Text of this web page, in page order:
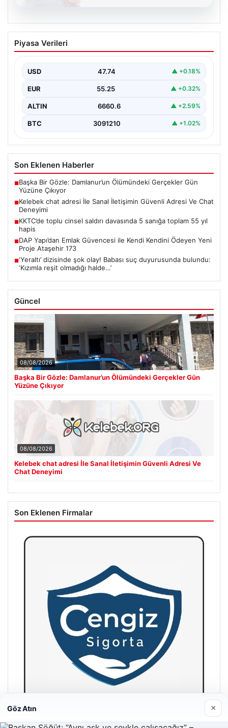
Kelebek chat adresi İle Sanal İletişimin
Güvenli Adresi Ve Chat Deneyimi
kurması ciddi bir değer barındırmaktadır. Günümüzde
birçok…
Piyasa Verileri
USD 47.74 ▲ +0.18%
EUR 55.25 ▲ +0.32%
ALTIN 6660.6 ▲ +2.59%
BTC 3091210 ▲ +1.02%
Son Eklenen Haberler
■Başka Bir Gözle: Damlanur’un Ölümündeki Gerçekler Gün
Yüzüne Çıkıyor
■Kelebek chat adresi İle Sanal İletişimin Güvenli Adresi Ve Chat
Deneyimi
■KKTC’de toplu cinsel saldırı davasında 5 sanığa toplam 55 yıl
hapis
■DAP Yapı’dan Emlak Güvencesi ile Kendi Kendini Ödeyen Yeni
Proje Ataşehir 173
■‘Yeraltı’ dizisinde şok olay! Babası suç duyurusunda bulundu:
‘Kızımla reşit olmadığı halde…’
Güncel
08/08/2026
Başka Bir Gözle: Damlanur’un Ölümündeki Gerçekler Gün
Yüzüne Çıkıyor
08/08/2026
Kelebek chat adresi İle Sanal İletişimin Güvenli Adresi Ve
Chat Deneyimi
Son Eklenen Firmalar
Göz Atın ×